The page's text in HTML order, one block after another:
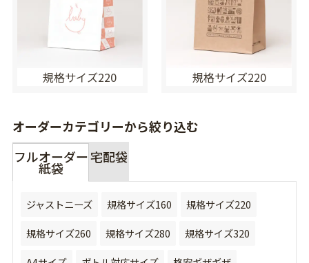
規格サイズ220 規格サイズ220
オーダーカテゴリーから絞り込む
フルオーダー
紙袋
宅配袋
ジャストニーズ 規格サイズ160
規格サイズ220
規格サイズ260
規格サイズ280
規格サイズ320